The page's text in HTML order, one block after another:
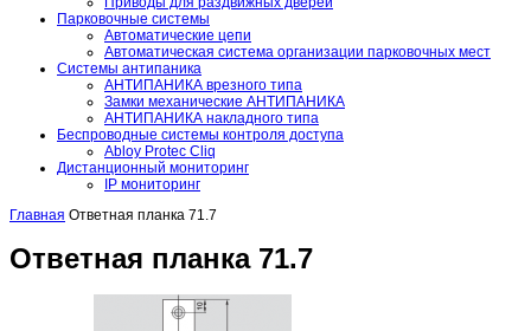
Парковочные системы
Автоматические цепи
Автоматическая система организации парковочных мест
Системы антипаника
АНТИПАНИКА врезного типа
Замки механические АНТИПАНИКА
АНТИПАНИКА накладного типа
Беспроводные системы контроля доступа
Abloy Protec Cliq
Дистанционный мониторинг
IP мониторинг
Главная Ответная планка 71.7
Ответная планка 71.7